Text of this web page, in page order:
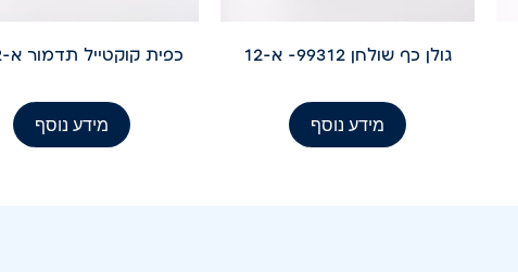
גולן כף שולחן 99312- א-12
מידע נוסף
כפית קוקטייל תדמור א-12 יח
מידע נוסף